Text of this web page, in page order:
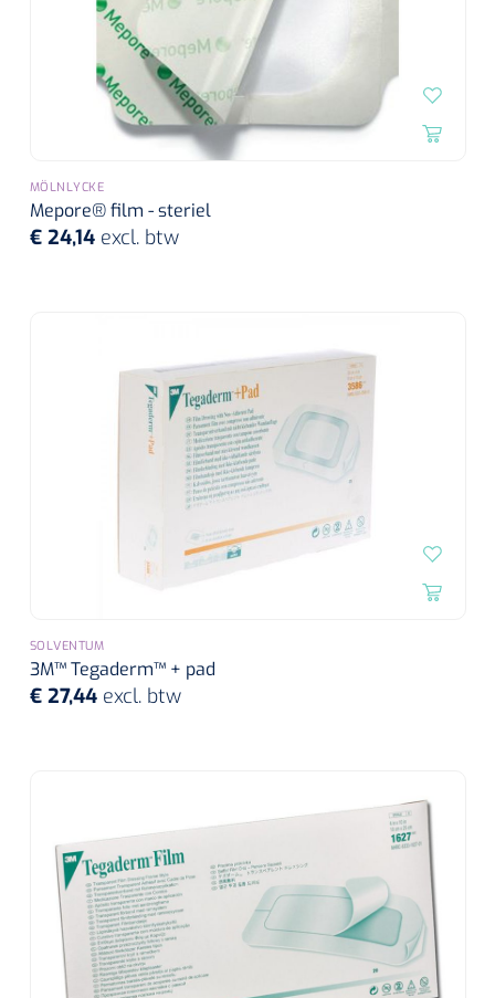
MÖLNLYCKE
Mepore® film - steriel
€ 24,14 excl. btw
SOLVENTUM
3M™ Tegaderm™ + pad
€ 27,44 excl. btw